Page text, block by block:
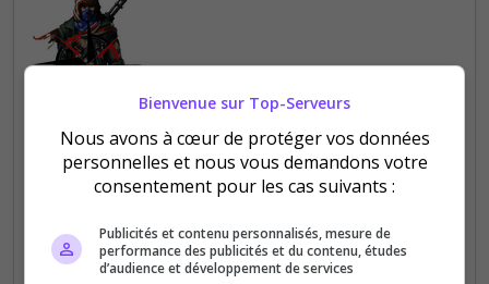
Fun Expert PVE PVP Vanilla
RedZone | PVE-PVP-AI | Craft | Base |
Zones PVE PVP - Loot retravaillé - Système de
réputation - Trader - Construction de base avancée
Bienvenue sur Top-Serveurs
Nous avons à cœur de protéger vos données
personnelles et nous vous demandons votre
consentement pour les cas suivants :
Publicités et contenu personnalisés, mesure de
performance des publicités et du contenu, études
d’audience et développement de services